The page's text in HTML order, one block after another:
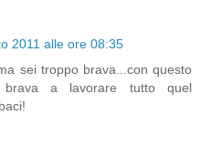
2011 alle ore 08:35
sei troppo brava...con questo
brava a lavorare tutto quel